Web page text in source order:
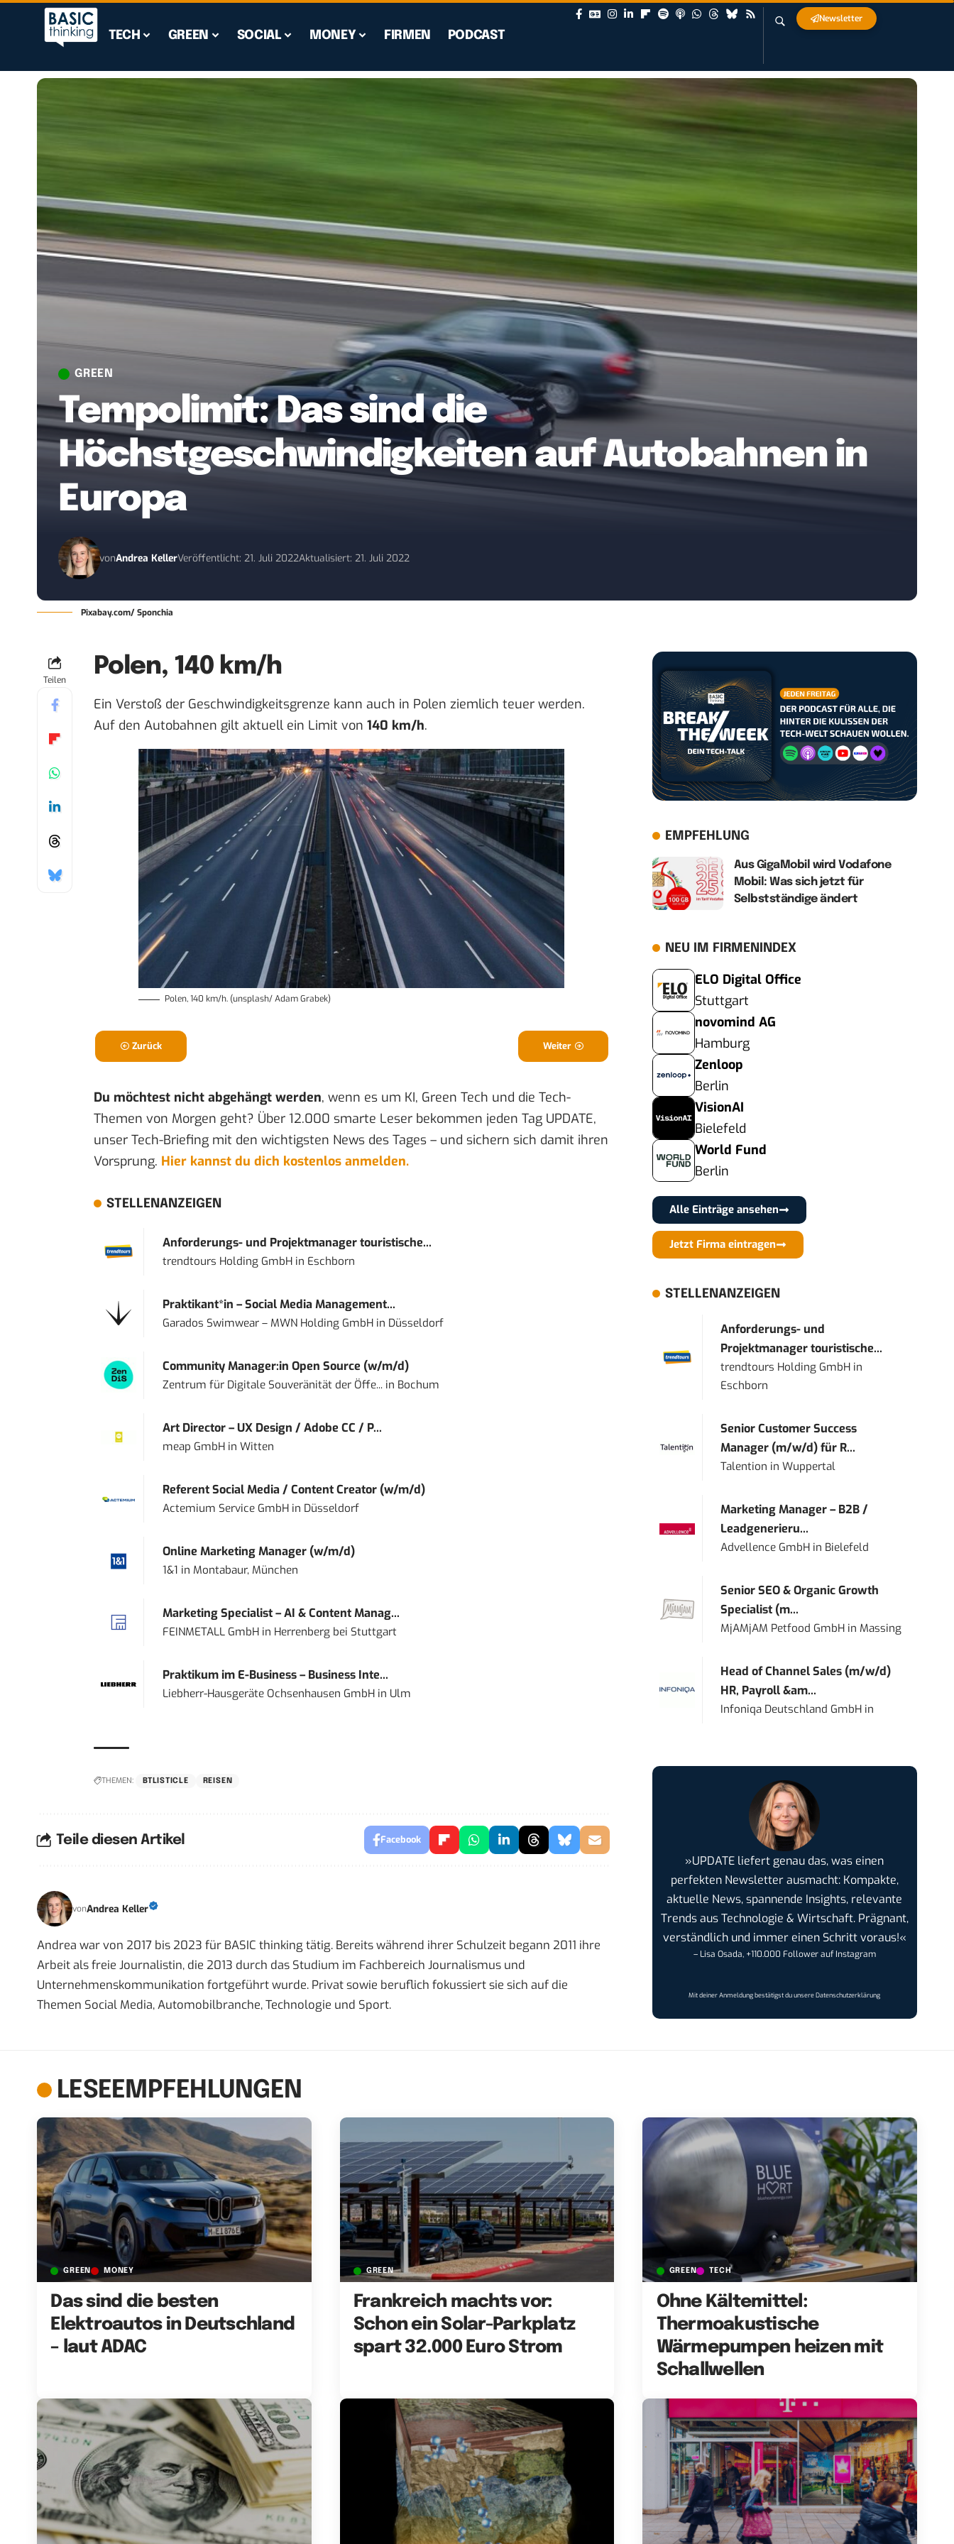
TECH GREEN SOCIAL MONEY FIRMEN PODCAST
Newsletter
GREEN
Tempolimit: Das sind die
Höchstgeschwindigkeiten auf Autobahnen in
Europa
vonAndrea KellerVeröffentlicht: 21. Juli 2022Aktualisiert: 21. Juli 2022
Pixabay.com/ Sponchia
Teilen
Polen, 140 km/h
Ein Verstoß der Geschwindigkeitsgrenze kann auch in Polen ziemlich teuer werden.
Auf den Autobahnen gilt aktuell ein Limit von 140 km/h.
Polen, 140 km/h. (unsplash/ Adam Grabek)
Zurück Weiter
Du möchtest nicht abgehängt werden, wenn es um KI, Green Tech und die Tech-
Themen von Morgen geht? Über 12.000 smarte Leser bekommen jeden Tag UPDATE,
unser Tech-Briefing mit den wichtigsten News des Tages – und sichern sich damit ihren
Vorsprung. Hier kannst du dich kostenlos anmelden.
STELLENANZEIGEN
Anforderungs- und Projektmanager touristische...
trendtours Holding GmbHin Eschborn
Praktikant*in – Social Media Management...
Garados Swimwear – MWN Holding GmbHin Düsseldorf
Community Manager:in Open Source (w/m/d)
Zentrum für Digitale Souveränität der Öffe...in Bochum
Art Director – UX Design / Adobe CC / P...
meap GmbHin Witten
Referent Social Media / Content Creator (w/m/d)
Actemium Service GmbHin Düsseldorf
Online Marketing Manager (w/m/d)
1&1 in Montabaur, München
Marketing Specialist – AI & Content Manag...
FEINMETALL GmbHin Herrenberg bei Stuttgart
Praktikum im E-Business – Business Inte...
Liebherr-Hausgeräte Ochsenhausen GmbHin Ulm
THEMEN: BTLISTICLE REISEN
Teile diesen Artikel Facebook
vonAndrea Keller
Andrea war von 2017 bis 2023 für BASIC thinking tätig. Bereits während ihrer Schulzeit begann 2011 ihre
Arbeit als freie Journalistin, die 2013 durch das Studium im Fachbereich Journalismus und
Unternehmenskommunikation fortgeführt wurde. Privat sowie beruflich fokussiert sie sich auf die
Themen Social Media, Automobilbranche, Technologie und Sport.
EMPFEHLUNG
Aus GigaMobil wird Vodafone
Mobil: Was sich jetzt für
Selbstständige ändert
NEU IM FIRMENINDEX
ELO Digital Office
Stuttgart
novomind AG
Hamburg
Zenloop
Berlin
VisionAI
Bielefeld
World Fund
Berlin
Alle Einträge ansehen
Jetzt Firma eintragen
STELLENANZEIGEN
Anforderungs- und
Projektmanager touristische...
trendtours Holding GmbH in
Eschborn
Senior Customer Success
Manager (m/w/d) für R...
Talention inWuppertal
Marketing Manager – B2B /
Leadgenerieru...
Advellence GmbH in Bielefeld
Senior SEO & Organic Growth
Specialist (m...
MjAMjAM Petfood GmbH in Massing
Head of Channel Sales (m/w/d)
HR, Payroll &am...
Infoniqa Deutschland GmbH in
»UPDATE liefert genau das, was einen
perfekten Newsletter ausmacht: Kompakte,
aktuelle News, spannende Insights, relevante
Trends aus Technologie & Wirtschaft. Prägnant,
verständlich und immer einen Schritt voraus!«
– Lisa Osada, +110.000 Follower auf Instagram
Mit deiner Anmeldung bestätigst du unsereDatenschutzerklärung
LESEEMPFEHLUNGEN
GREEN MONEY
Das sind die besten
Elektroautos in Deutschland
– laut ADAC
GREEN
Frankreich machts vor:
Schon ein Solar-Parkplatz
spart 32.000 Euro Strom
GREEN TECH
Ohne Kältemittel:
Thermoakustische
Wärmepumpen heizen mit
Schallwellen